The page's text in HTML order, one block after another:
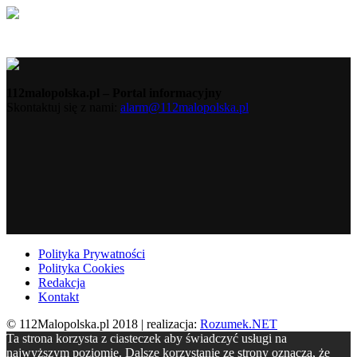
alarm@112malopolska.pl
Polityka Prywatności
Polityka Cookies
Redakcja
Kontakt
© 112Malopolska.pl 2018 | realizacja: Rozumek.NET
Ta strona korzysta z ciasteczek aby świadczyć usługi na
najwyższym poziomie. Dalsze korzystanie ze strony oznacza, że